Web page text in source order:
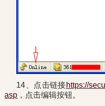
14、点击链接https://
asp ，点击编辑按钮。